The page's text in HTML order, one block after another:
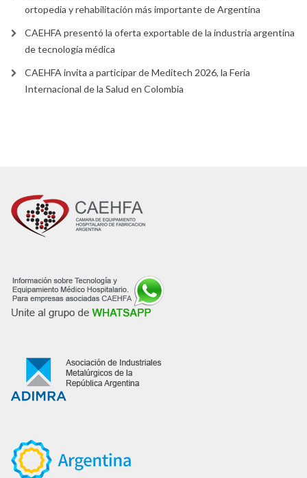
ortopedia y rehabilitación más importante de Argentina
CAEHFA presentó la oferta exportable de la industria argentina
de tecnología médica
CAEHFA invita a participar de Meditech 2026, la Feria
Internacional de la Salud en Colombia